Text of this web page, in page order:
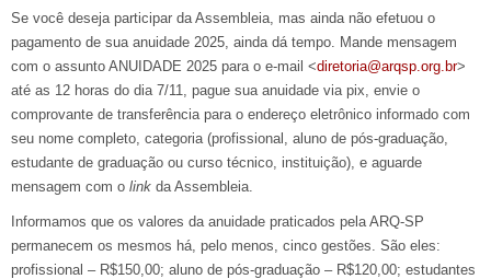
Se você deseja participar da Assembleia, mas ainda não efetuou o
pagamento de sua anuidade 2025, ainda dá tempo. Mande mensagem
com o assunto ANUIDADE 2025 para o e-mail <diretoria@arqsp.org.br>
até as 12 horas do dia 7/11, pague sua anuidade via pix, envie o
comprovante de transferência para o endereço eletrônico informado com
seu nome completo, categoria (profissional, aluno de pós-graduação,
estudante de graduação ou curso técnico, instituição), e aguarde
mensagem com o link da Assembleia.
Informamos que os valores da anuidade praticados pela ARQ-SP
permanecem os mesmos há, pelo menos, cinco gestões. São eles:
profissional – R$150,00; aluno de pós-graduação – R$120,00; estudantes